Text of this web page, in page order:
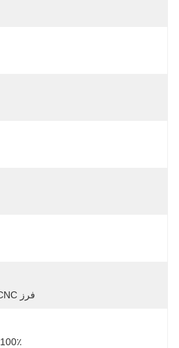
فرز CNC، تراشکاری، حفاری و غیره
100٪ بازرسی قبل از حمل و نقل